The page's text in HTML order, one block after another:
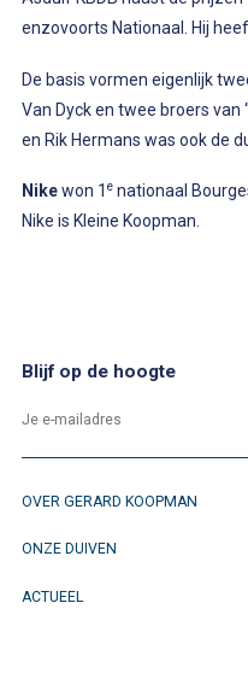
enzovoorts Nationaal. Hij
De basis vormen eigenlijk
Van Dyck en twee broers van
en Rik Hermans was ook de
Nikewon 1 enationaal
Nike is Kleine Koopman.
Blijf op de hoogte
OVER GERARD KOOPMAN
ONZE DUIVEN
ACTUEEL